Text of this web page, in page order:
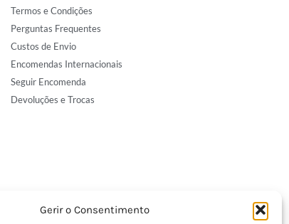
Gerir o Consentimento
Termos e Condições
Perguntas Frequentes
Custos de Envio
Encomendas Internacionais
Seguir Encomenda
Devoluções e Trocas